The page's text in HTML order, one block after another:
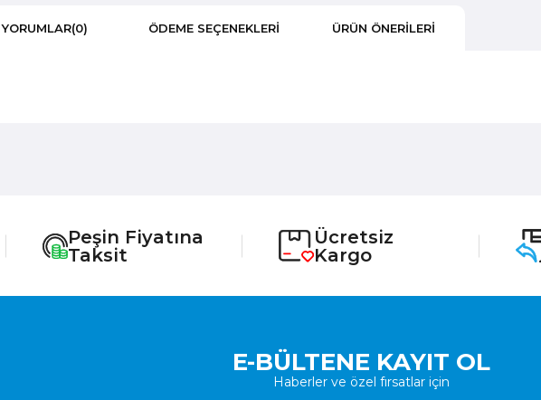
YORUMLAR(0) ÖDEME SEÇENEKLERI ÜRÜN ÖNERILERI
Peşin Fiyatına
Taksit
Ücretsiz
Kargo
E-BÜLTENE KAYIT OL
Haberler ve özel fırsatlar için